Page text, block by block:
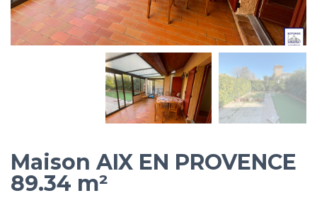
Maison AIX EN PROVENCE
89.34 m²